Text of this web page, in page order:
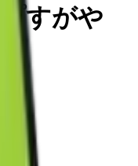
すがや